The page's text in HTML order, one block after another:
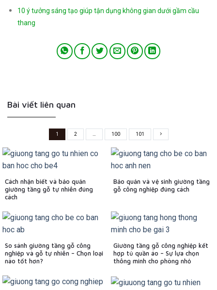
10 ý tưởng sáng tạo giúp tận dụng không gian dưới gầm cầu
thang
Bài viết liên quan
1 2 100 101
Cách nhận biết và bảo quản
giường tầng gỗ tự nhiên đúng
cách
Bảo quản và vệ sinh giường tầng
gỗ công nghiệp đúng cách
So sánh giường tầng gỗ công
nghiệp và gỗ tự nhiên – Chọn loại
nào tốt hơn?
Giường tầng gỗ công nghiệp kết
hợp tủ quần áo – Sự lựa chọn
thông minh cho phòng nhỏ